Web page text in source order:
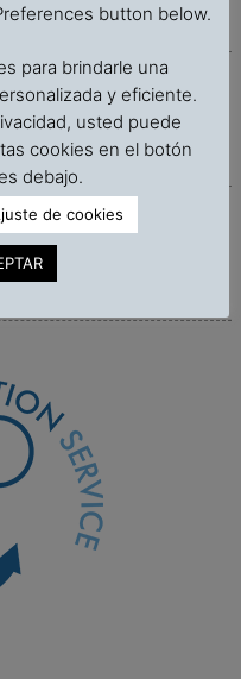
button below.
para brindarle una
y eficiente.
usted puede
cookies en el botón
debajo.
de cookies